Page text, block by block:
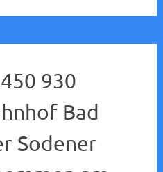
930
Bad
Sodener